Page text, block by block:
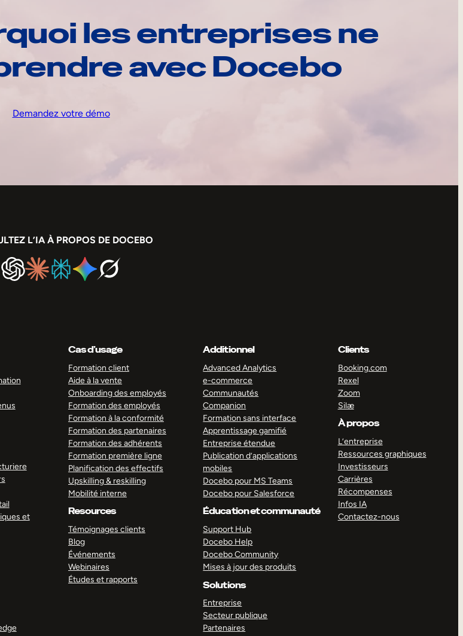
les entreprises ne
avec Docebo
Demandez votre démo
L’IA À PROPOS DE DOCEBO
et
Cas d’usage
Formation client
Aide à la vente
Onboarding des employés
Formation des employés
Formation à la conformité
Formation des partenaires
Formation des adhérents
Formation première ligne
Planification des effectifs
Upskilling & reskilling
Mobilité interne
Resources
Témoignages clients
Blog
Événements
Webinaires
Études et rapports
Additionnel
Advanced Analytics
e-commerce
Communautés
Companion
Formation sans interface
Apprentissage gamifié
Entreprise étendue
Publication d’applications
mobiles
Docebo pour MS Teams
Docebo pour Salesforce
Éducation et communauté
Support Hub
Docebo Help
Docebo Community
Mises à jour des produits
Solutions
Entreprise
Secteur publique
Partenaires
Clients
Booking.com
Rexel
Zoom
Silæ
À propos
L’entreprise
Ressources graphiques
Investisseurs
Carrières
Récompenses
Infos IA
Contactez-nous